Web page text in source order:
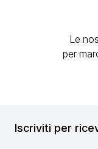
Le
per
Iscriviti per